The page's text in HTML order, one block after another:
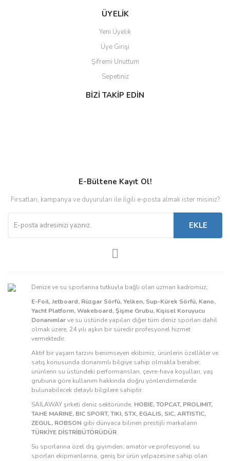
ÜYELİK
Yeni Üyelik
Üye Girişi
Şifremi Unuttum
Sepetiniz
BİZİ TAKİP EDİN
E-Bültene Kayıt Ol!
Fırsatları, kampanya ve duyuruları ile ilgili e-posta almak ister misiniz?
EKLE
Denize ve su sporlarına tutkuyla bağlı olan uzman kadromuz;
E-Foil, Jetboard, Rüzgar Sörfü, Yelken, Sup-Kürek Sörfü, Kano,
Yacht Platform, Wakeboard, Şişme Grubu, Kişisel Koruyucu
Donanımlarve su üstünde yapılan diğer tüm deniz sporları dahil
olmak üzere, 24 yılı aşkın bir süredir profesyonel hizmet
vermektedir.
Aktif bir yaşam tarzını benimseyen ekibimiz, ürünlerin özellikler ve
satış konusunda donanımlı bilgiye sahip olmakla beraber,
ürünlerin su üstündeki performansları, çevre-hava koşulları, yaş
grubuna göre kullanım hakkında doğru yönlendirmelerde
bulunabilecek detaylı bilgilere sahiptir.
SAILAWAY şirketi deniz sektöründe, HOBIE, TOPCAT, PROLIMIT,
TAHE MARINE, BIC SPORT, TIKI, STX, EGALIS, SIC, ARTISTIC,
ZEGUL, ROBSON gibi dünyaca bilinen prestijli markaların
TÜRKİYE DİSTRİBÜTÖRÜDÜR.
Su sporlarına özel dış giyimden, amatör ve profesyonel su
sporları ekipmanlarına, geniş bir ürün yelpazesine sahip olan